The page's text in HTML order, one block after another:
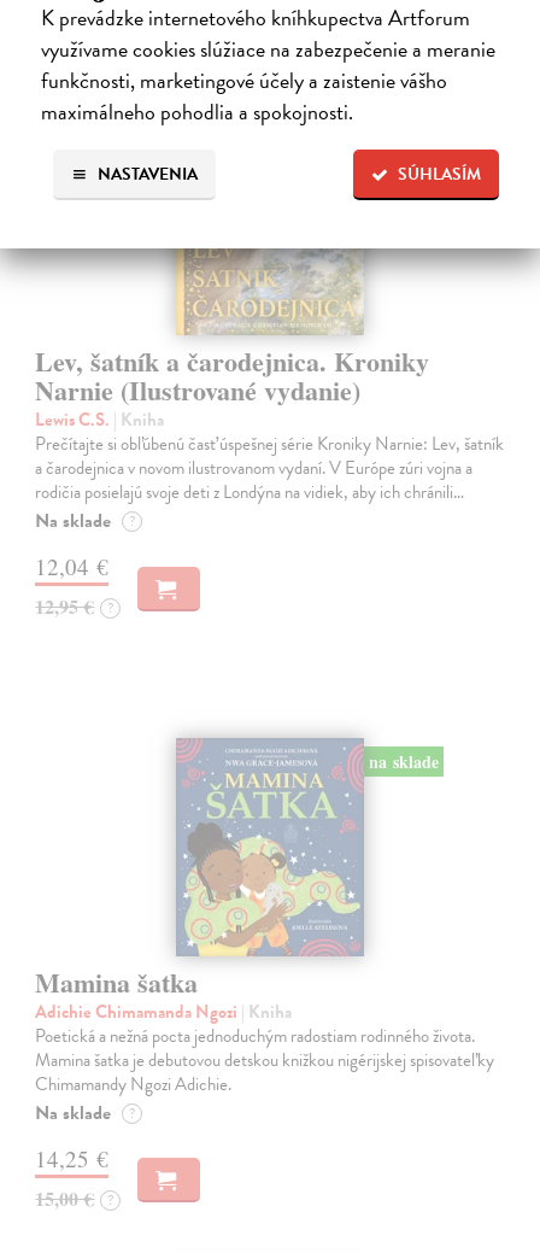
K prevádzke internetového kníhkupectva Artforum
využívame cookies slúžiace na zabezpečenie a meranie
funkčnosti, marketingové účely a zaistenie vášho
maximálneho pohodlia a spokojnosti.
SÚHLASÍM
NASTAVENIA
Lev, šatník a čarodejnica. Kroniky
Narnie (Ilustrované vydanie)
Lewis C.S. | Kniha
Prečítajte si obľúbenú časť úspešnej série Kroniky Narnie: Lev, šatník
a čarodejnica v novom ilustrovanom vydaní. V Európe zúri vojna a
rodičia posielajú svoje deti z Londýna na vidiek, aby ich chránili…
Na sklade ?
12,04 €
12,95 € ?
na sklade
Mamina šatka
Adichie Chimamanda Ngozi | Kniha
Poetická a nežná pocta jednoduchým radostiam rodinného života.
Mamina šatka je debutovou detskou knižkou nigérijskej spisovateľky
Chimamandy Ngozi Adichie.
Na sklade ?
14,25 €
15,00 € ?